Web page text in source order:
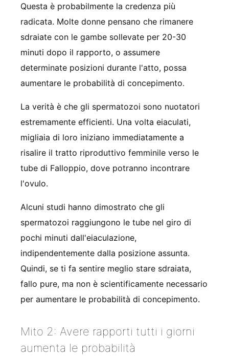
Questa è probabilmente la credenza più
radicata. Molte donne pensano che rimanere
sdraiate con le gambe sollevate per 20-30
minuti dopo il rapporto, o assumere
determinate posizioni durante l'atto, possa
aumentare le probabilità di concepimento.
La verità è che gli spermatozoi sono nuotatori
estremamente efficienti. Una volta eiaculati,
migliaia di loro iniziano immediatamente a
risalire il tratto riproduttivo femminile verso le
tube di Falloppio, dove potranno incontrare
l'ovulo.
Alcuni studi hanno dimostrato che gli
spermatozoi raggiungono le tube nel giro di
pochi minuti dall'eiaculazione,
indipendentemente dalla posizione assunta.
Quindi, se ti fa sentire meglio stare sdraiata,
fallo pure, ma non è scientificamente necessario
per aumentare le probabilità di concepimento.
Mito 2: Avere rapporti tutti i giorni
aumenta le probabilità